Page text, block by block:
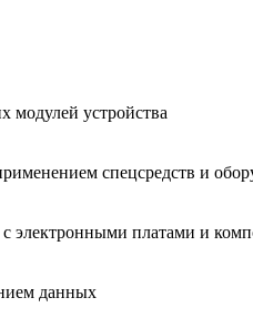
модулей устройства
спецсредств и
электронными платами и
данных